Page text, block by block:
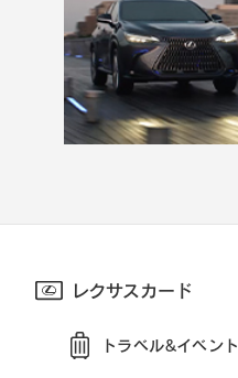
レクサスカード
トラベル&イベント